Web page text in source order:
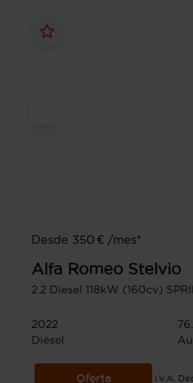
Desde 350 € /mes*
Alfa Romeo Stelvio
2.2 Diesel 118kW (160cv)
2022
Diésel
Oferta I.V.A.